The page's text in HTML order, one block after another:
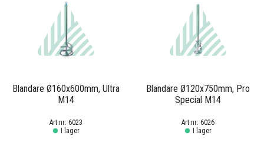
Blandare Ø160x600mm, Ultra
M14
6023
I lager
Blandare Ø120x750mm, Pro
Special M14
6026
I lager